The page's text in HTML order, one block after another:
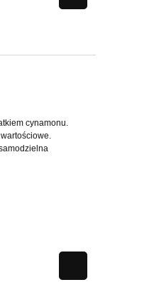
cynamonu.